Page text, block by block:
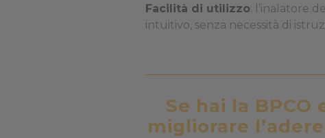
Facilità di utilizzo: l’inalatore
intuitivo, senza necessità di
Se hai la
migliorare